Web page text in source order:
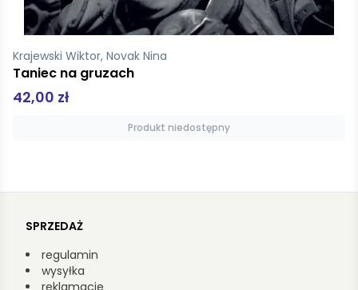
Krajewski Wiktor, Novak Nina
Taniec na gruzach
42,00 zł
Produkt niedostępny
SPRZEDAŻ
regulamin
wysyłka
reklamacje